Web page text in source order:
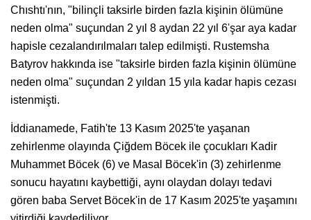
Chıshtı'nın, "bilinçli taksirle birden fazla kişinin ölümüne
neden olma" suçundan 2 yıl 8 aydan 22 yıl 6'şar aya kadar
hapisle cezalandırılmaları talep edilmişti. Rustemsha
Batyrov hakkında ise "taksirle birden fazla kişinin ölümüne
neden olma" suçundan 2 yıldan 15 yıla kadar hapis cezası
istenmişti.
İddianamede, Fatih'te 13 Kasım 2025'te yaşanan
zehirlenme olayında Çiğdem Böcek ile çocukları Kadir
Muhammet Böcek (6) ve Masal Böcek'in (3) zehirlenme
sonucu hayatını kaybettiği, aynı olaydan dolayı tedavi
gören baba Servet Böcek'in de 17 Kasım 2025'te yaşamını